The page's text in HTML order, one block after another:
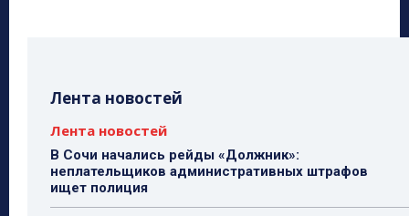
Лента новостей
Лента новостей
В Сочи начались рейды «Должник»:
неплательщиков административных штрафов
ищет полиция